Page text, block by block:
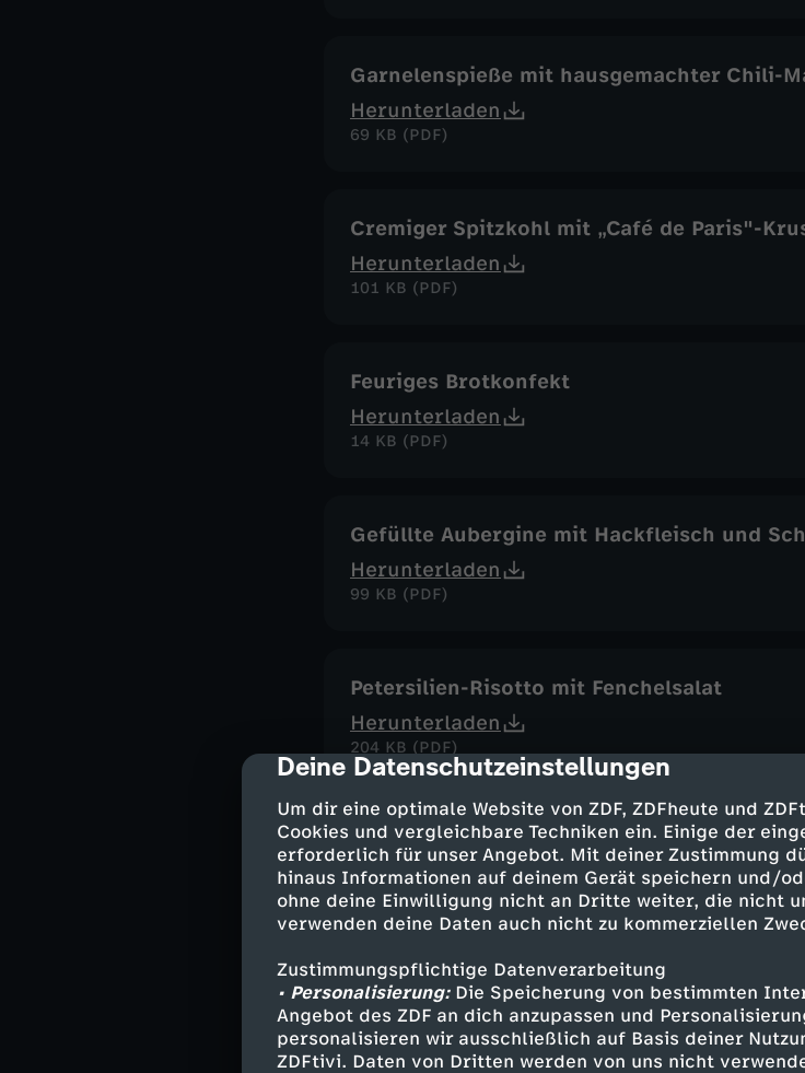
cmp-dialog-description
Deine Datenschutzeinstellungen
Um dir eine optimale Website von ZDF, ZDFheute und
Cookies und vergleichbare Techniken ein. Einige der
erforderlich für unser Angebot. Mit deiner Zustimmung
hinaus Informationen auf deinem Gerät speichern und/
ohne deine Einwilligung nicht an Dritte weiter, die nicht
verwenden deine Daten auch nicht zu kommerziellen
Zustimmungspflichtige Datenverarbeitung
• Personalisierung:Die Speicherung von bestimmten
Angebot des ZDF an dich anzupassen und
personalisieren wir ausschließlich auf Basis deiner
ZDFtivi. Daten von Dritten werden von uns nicht
Garnelenspieße mit hausgemachter Chili-
Herunterladen
69 KB (PDF)
Cremiger Spitzkohl mit „Café de Paris"-
Herunterladen
101 KB (PDF)
Feuriges Brotkonfekt
Herunterladen
14 KB (PDF)
Gefüllte Aubergine mit Hackfleisch und
Herunterladen
99 KB (PDF)
Petersilien-Risotto mit Fenchelsalat
Herunterladen
204 KB (PDF)
Kreative Focaccia mit Gemüse
Herunterladen
102 KB (PDF)
Köstliche Kirschgerichte: Süß und herzhaft
Herunterladen
213 KB (PDF)